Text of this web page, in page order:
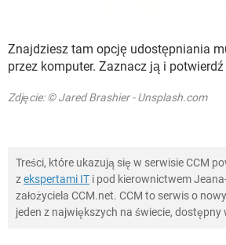
Znajdziesz tam opcję udostępniania
przez komputer. Zaznacz ją i
Zdjęcie: © Jared Brashier - Unsplash.com
Treści, które ukazują się w serwisie CCM
zekspertami IT i pod kierownictwem
założyciela CCM.net. CCM to serwis o
jeden z największych na świecie, dostępny